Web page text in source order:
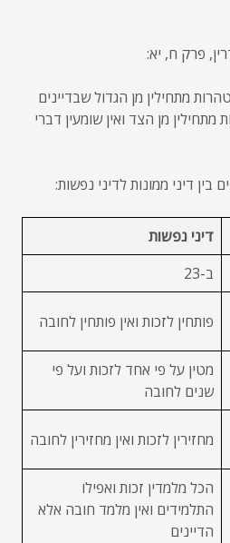
פרק ח, יא:
מתחילין מן הגדול שבדיינים
מתחילין מן הצד ואין שומעין דברי
דיני ממונות לדיני נפשות:
דיני נפשות
ב-23
פותחין לזכות ואין פותחין לחובה
מטין על פי אחד לזכות ועל פי
שנים לחובה
מחזירין לזכות ואין מחזירין לחובה
הכל מלמדין זכות ואפילו
התלמידים ואין מלמד חובה אלא
הדיינים